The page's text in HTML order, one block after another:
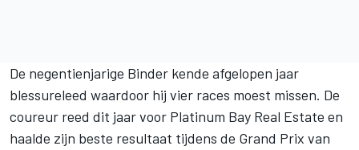
De negentienjarige Binder kende afgelopen jaar
blessureleed waardoor hij vier races moest missen. De
coureur reed dit jaar voor Platinum Bay Real Estate en
haalde zijn beste resultaat tijdens de Grand Prix van